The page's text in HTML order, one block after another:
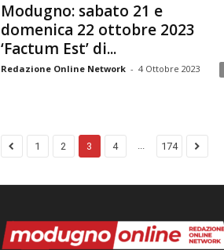
Modugno: sabato 21 e
domenica 22 ottobre 2023
‘Factum Est’ di...
Redazione Online Network - 4 Ottobre 2023
1 2 3 4 ... 174